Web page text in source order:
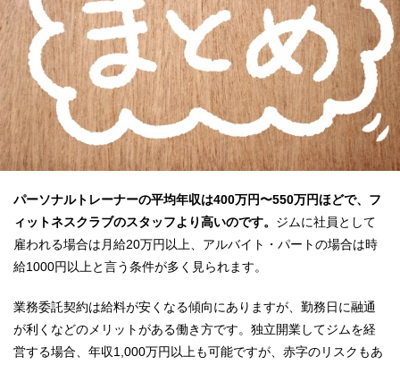
パーソナルトレーナーの平均年収は400万円〜550万円ほどで、フ
ィットネスクラブのスタッフより高いのです。 ジムに社員として
雇われる場合は月給20万円以上、アルバイト・パートの場合は時
給1000円以上と言う条件が多く見られます。
業務委託契約は給料が安くなる傾向にありますが、勤務日に融通
が利くなどのメリットがある働き方です。独立開業してジムを経
営する場合、年収1,000万円以上も可能ですが、赤字のリスクもあ